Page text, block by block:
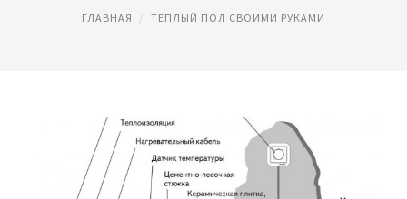
ГЛАВНАЯ ТЕПЛЫЙ ПОЛ СВОИМИ РУКАМИ